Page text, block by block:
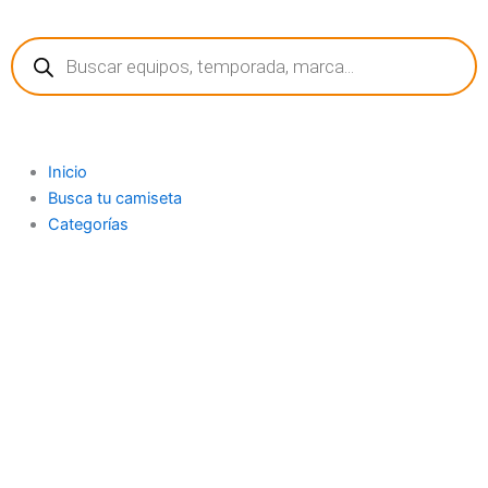
contenido
Búsqueda
de
productos
Inicio
Busca tu camiseta
Categorías